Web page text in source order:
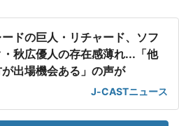
ドの巨人・リチャード、ソフ
・秋広優人の存在感薄れ...「他
出場機会ある」の声が
J-CASTニュース